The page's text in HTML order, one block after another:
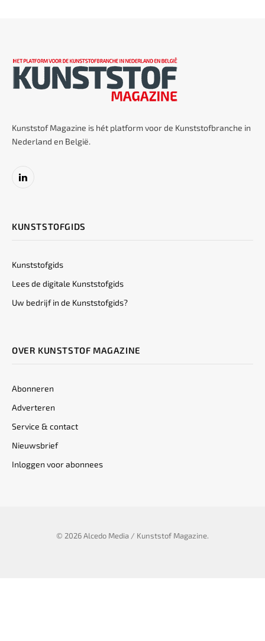
Kunststof Magazine is hét platform voor de Kunststofbranche in
Nederland en België.
LinkedIn
KUNSTSTOFGIDS
Kunststofgids
Lees de digitale Kunststofgids
Uw bedrijf in de Kunststofgids?
OVER KUNSTSTOF MAGAZINE
Abonneren
Adverteren
Service & contact
Nieuwsbrief
Inloggen voor abonnees
© 2026 Alcedo Media / Kunststof Magazine.